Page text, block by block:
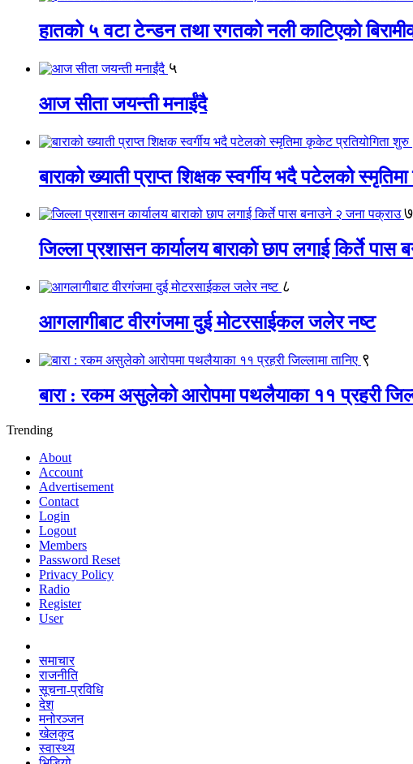
हातको ५ वटा टेन्डन तथा रगतको नली काटिएको
५
आज सीता जयन्ती मनाईंदै
बाराको ख्याती प्राप्त शिक्षक स्वर्गीय भदै पटेलको
७
जिल्ला प्रशासन कार्यालय बाराको छाप लगाई किर्ते
८
आगलागीबाट वीरगंजमा दुई मोटरसाईकल जलेर नष्ट
९
बारा : रकम असुलेको आरोपमा पथलैयाका ११ प्रहरी
Trending
About
Account
Advertisement
Contact
Login
Logout
Members
Password Reset
Privacy Policy
Radio
Register
User
समाचार
राजनीति
सूचना-प्रविधि
देश
मनोरञ्जन
खेलकुद
स्वास्थ्य